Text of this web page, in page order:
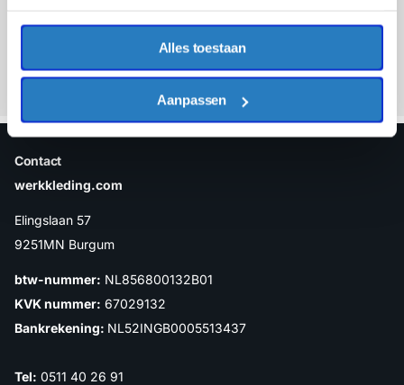
Alles toestaan
Aanpassen
Contact
werkkleding.com
Elingslaan 57
9251MN Burgum
btw-nummer: NL856800132B01
KVK nummer: 67029132
Bankrekening: NL52INGB0005513437
Tel: 0511 40 26 91